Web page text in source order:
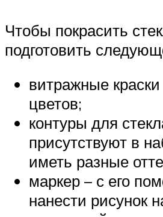
Чтобы покрасить
подготовить
витражные
цветов;
контуры для
присутствуют в
иметь разные
маркер – с его
нанести рисунок